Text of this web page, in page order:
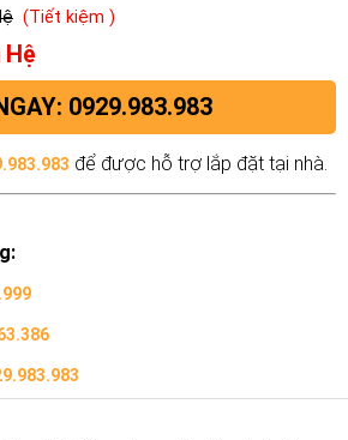
(Tiết kiệm )
Hệ
0929.983.983
để được hỗ trợ lắp đặt tại nhà.